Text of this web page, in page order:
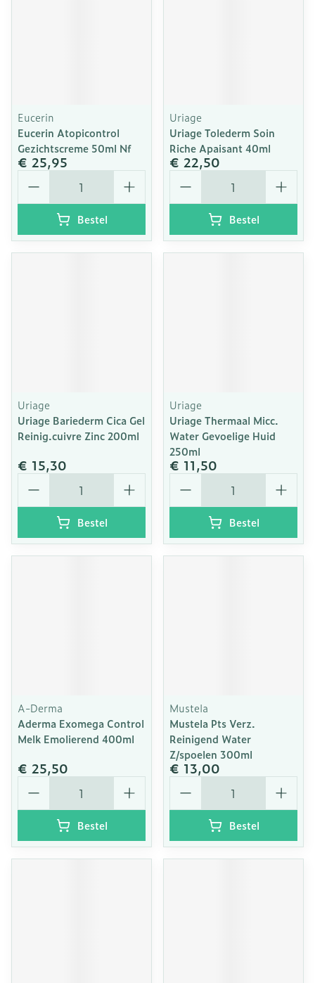
Eucerin
Eucerin Atopicontrol
Gezichtscreme 50ml Nf
€ 25,95
Aantal
Bestel
Uriage
Uriage Tolederm Soin
Riche Apaisant 40ml
€ 22,50
Aantal
Bestel
Uriage
Uriage Bariederm Cica Gel
Reinig.cuivre Zinc 200ml
€ 15,30
Aantal
Bestel
Uriage
Uriage Thermaal Micc.
Water Gevoelige Huid
250ml
€ 11,50
Aantal
Bestel
A-Derma
Aderma Exomega Control
Melk Emolierend 400ml
€ 25,50
Aantal
Bestel
Mustela
Mustela Pts Verz.
Reinigend Water
Z/spoelen 300ml
€ 13,00
Aantal
Bestel